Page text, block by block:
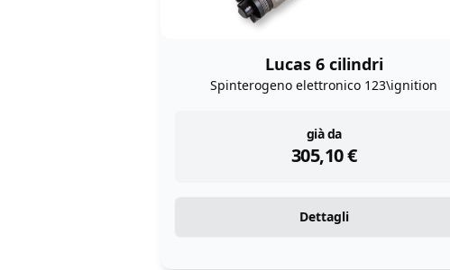
Lucas 6 cilindri
Spinterogeno elettronico 123\ignition
già da
305,10€
instock
Dettagli